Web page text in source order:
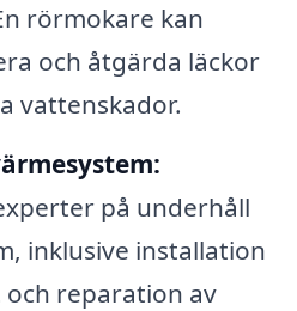
rörmokare kan
och åtgärda läckor
vattenskador.
på underhåll
inklusive installation
och reparation av